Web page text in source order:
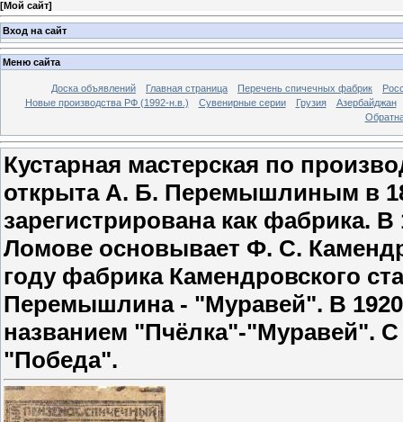
[Мой сайт]
Вход на сайт
Меню сайта
Доска объявлений Главная страница Перечень спичечных фабрик
Новые производства РФ (1992-н.в.)
Сувенирные серии Грузия
Азербайджан
Кустарная мастерская по
открыта А. Б. Перемышлиным в
зарегистрирована как фабрика.
Ломове основывает Ф. С.
году фабрика Камендровского
Перемышлина - "Муравей". В
названием "Пчёлка"-"Муравей". С
"Победа".